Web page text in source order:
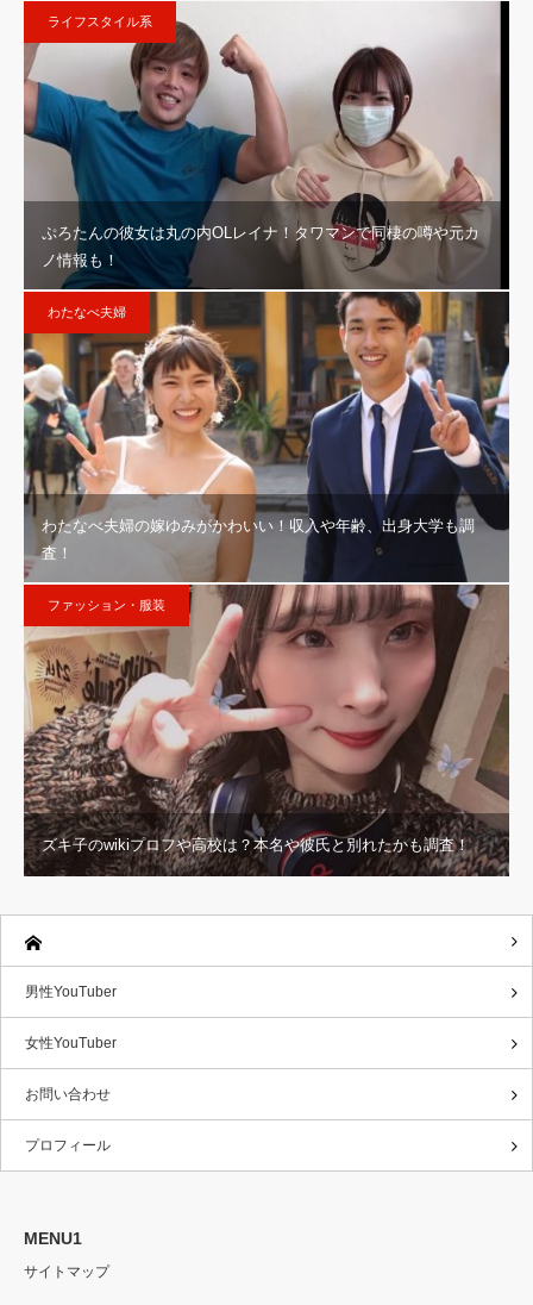
ライフスタイル系
ぷろたんの彼女は丸の内OLレイナ！タワマンで同棲の噂や元カ
ノ情報も！
わたなべ夫婦
わたなべ夫婦の嫁ゆみがかわいい！収入や年齢、出身大学も調
査！
ファッション・服装
ズキ子のwikiプロフや高校は？本名や彼氏と別れたかも調査！
男性YouTuber
女性YouTuber
お問い合わせ
プロフィール
MENU1
サイトマップ